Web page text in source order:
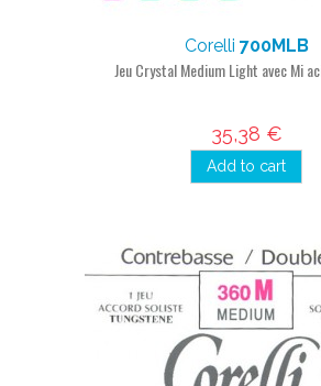
Corelli 700MLB
Jeu Crystal Medium Light avec Mi
35,38 €
Add to cart